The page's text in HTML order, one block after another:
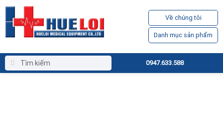
Về chúng tôi
Danh mục sản phẩm
0947.633.588